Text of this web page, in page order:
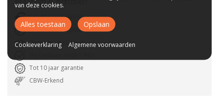
Laagste prijs van NL
Gratis parkeerplaats
Bezorgen bij u thuis
Tot 10 jaar garantie
CBW-Erkend
van deze cookies.
Alles toestaan Opslaan
Cookieverklaring Algemene voorwaarden